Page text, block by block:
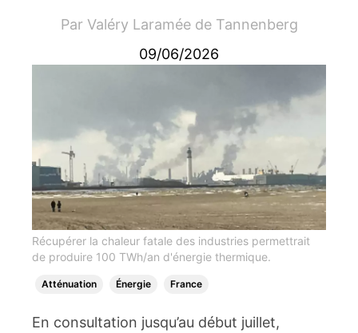
Par Valéry Laramée de Tannenberg
09/06/2026
Récupérer la chaleur fatale des industries permettrait
de produire 100 TWh/an d'énergie thermique.
Atténuation Énergie France
En consultation jusqu’au début juillet,